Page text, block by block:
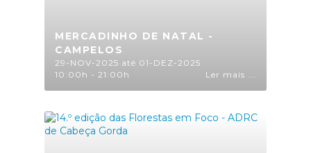
MERCADINHO DE NATAL -
CAMPELOS
29-NOV-2025 até 01-DEZ-2025
10:00h - 21:00h
Ler mais ...